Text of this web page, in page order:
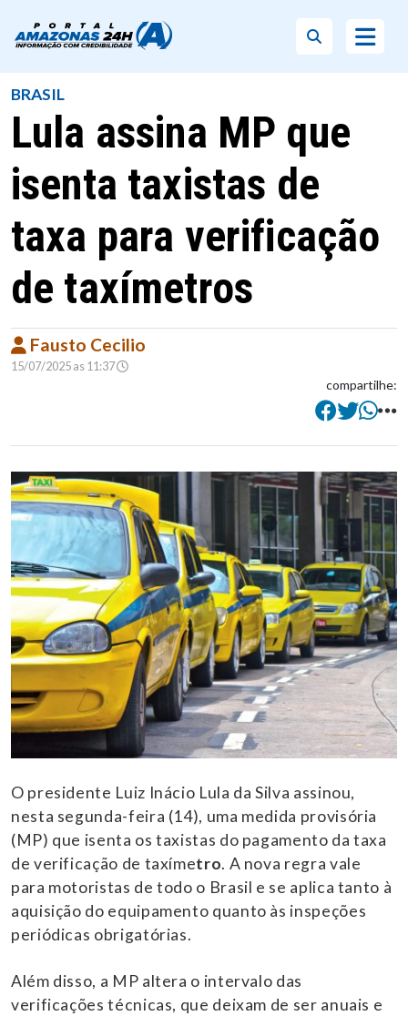
BRASIL
Lula assina MP que
isenta taxistas de
taxa para verificação
de taxímetros
Fausto Cecilio
15/07/2025 as 11:37
compartilhe:
O presidente Luiz Inácio Lula da Silva assinou,
nesta segunda-feira (14), uma medida provisória
(MP) que isenta os taxistas do pagamento da taxa
de verificação de taxímetro. A nova regra vale
para motoristas de todo o Brasil e se aplica tanto à
aquisição do equipamento quanto às inspeções
periódicas obrigatórias.
Além disso, a MP altera o intervalo das
verificações técnicas, que deixam de ser anuais e